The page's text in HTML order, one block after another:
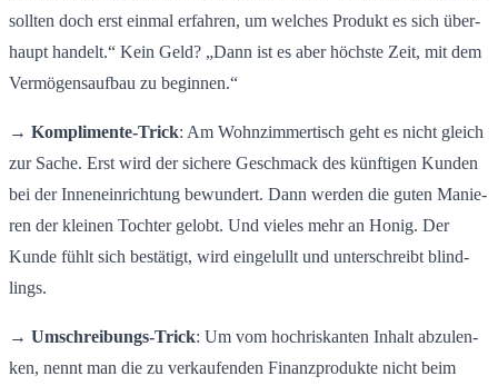
soll­ten doch erst ein­mal er­fah­ren, um wel­ches Pro­dukt es sich über­
haupt han­delt.“ Kein Geld? „Dann ist es aber höchs­te Zeit, mit dem
Ver­mö­gens­auf­bau zu be­gin­nen.“
→ Kom­pli­men­te-Trick: Am Wohn­zim­mer­tisch geht es nicht gleich
zur Sache. Erst wird der si­che­re Ge­schmack des künf­ti­gen Kun­den
bei der In­nen­ein­rich­tung be­wun­dert. Dann wer­den die guten Ma­nie­
ren der klei­nen Toch­ter ge­lobt. Und vie­les mehr an Honig. Der
Kunde fühlt sich be­stä­tigt, wird ein­ge­lullt und un­ter­schreibt blind­
lings.
→ Um­schrei­bungs-Trick: Um vom hoch­ris­kan­ten In­halt ab­zu­len­
ken, nennt man die zu ver­kau­fen­den Fi­nanz­pro­duk­te nicht beim